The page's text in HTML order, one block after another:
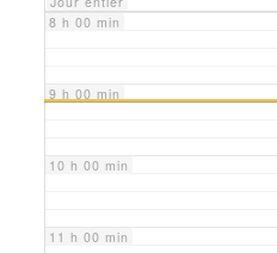
8 h 00 min
9 h 00 min
10 h 00 min
11 h 00 min